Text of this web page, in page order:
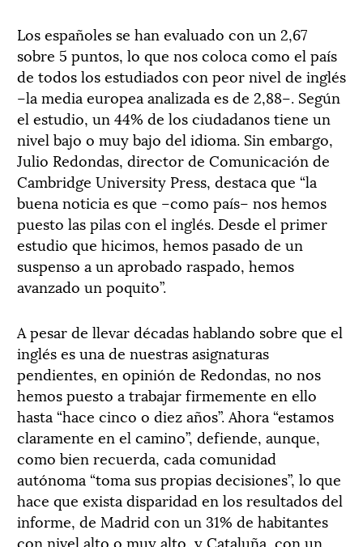
Los españoles se han evaluado con un 2,67
sobre 5 puntos, lo que nos coloca como el país
de todos los estudiados con peor nivel de inglés
–la media europea analizada es de 2,88–. Según
el estudio, un 44% de los ciudadanos tiene un
nivel bajo o muy bajo del idioma. Sin embargo,
Julio Redondas, director de Comunicación de
Cambridge University Press, destaca que “la
buena noticia es que –como país– nos hemos
puesto las pilas con el inglés. Desde el primer
estudio que hicimos, hemos pasado de un
suspenso a un aprobado raspado, hemos
avanzado un poquito”.
A pesar de llevar décadas hablando sobre que el
inglés es una de nuestras asignaturas
pendientes, en opinión de Redondas, no nos
hemos puesto a trabajar firmemente en ello
hasta “hace cinco o diez años”. Ahora “estamos
claramente en el camino”, defiende, aunque,
como bien recuerda, cada comunidad
autónoma “toma sus propias decisiones”, lo que
hace que exista disparidad en los resultados del
informe, de Madrid con un 31% de habitantes
con nivel alto o muy alto, y Cataluña, con un